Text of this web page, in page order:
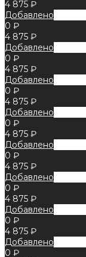
4 875 ₽
Добавлено
0 ₽
4 875 ₽
Добавлено
0 ₽
4 875 ₽
Добавлено
0 ₽
4 875 ₽
Добавлено
0 ₽
4 875 ₽
Добавлено
0 ₽
4 875 ₽
Добавлено
0 ₽
4 875 ₽
Добавлено
0 ₽
4 875 ₽
Добавлено
0 ₽